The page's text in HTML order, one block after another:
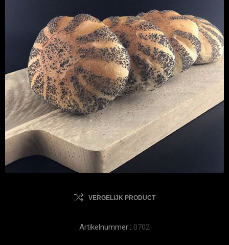
VERGELIJK PRODUCT
Artikelnummer:: 0702